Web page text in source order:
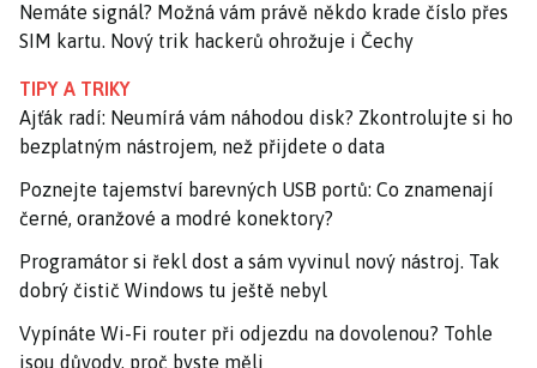
Nemáte signál? Možná vám právě někdo krade číslo přes
SIM kartu. Nový trik hackerů ohrožuje i Čechy
TIPY A TRIKY
Ajťák radí: Neumírá vám náhodou disk? Zkontrolujte si ho
bezplatným nástrojem, než přijdete o data
Poznejte tajemství barevných USB portů: Co znamenají
černé, oranžové a modré konektory?
Programátor si řekl dost a sám vyvinul nový nástroj. Tak
dobrý čistič Windows tu ještě nebyl
Vypínáte Wi-Fi router při odjezdu na dovolenou? Tohle
jsou důvody, proč byste měli